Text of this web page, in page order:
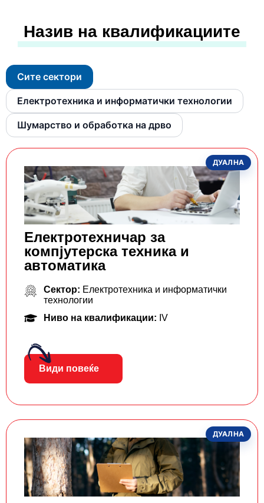
Назив на квалификациите
Сите сектори
Електротехника и информатички технологии
Шумарство и обработка на дрво
ДУАЛНА
Електротехничар за
компјутерска техника и
автоматика
Сектор: Електротехника и информатички
технологии
Ниво на квалификации: IV
Види повеќе
ДУАЛНА